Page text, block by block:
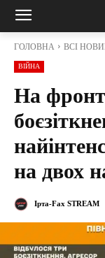
ГОЛОВНА ВСІ
ВІЙНА
На
на двох
Ірта-Fax STREAM